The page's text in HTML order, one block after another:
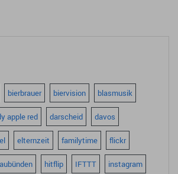
bierbrauer biervision blasmusik
apple red darscheid davos
elternzeit familytime flickr
hitflip IFTTT instagram